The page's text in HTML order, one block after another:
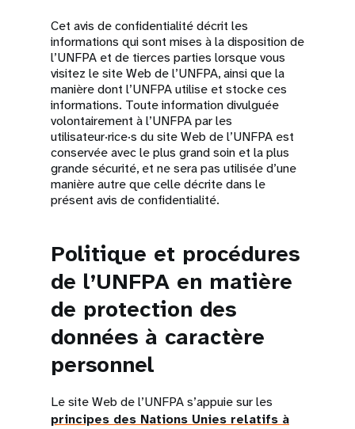
Cet avis de confidentialité décrit les
informations qui sont mises à la disposition de
l’UNFPA et de tierces parties lorsque vous
visitez le site Web de l’UNFPA, ainsi que la
manière dont l’UNFPA utilise et stocke ces
informations. Toute information divulguée
volontairement à l’UNFPA par les
utilisateur·rice·s du site Web de l’UNFPA est
conservée avec le plus grand soin et la plus
grande sécurité, et ne sera pas utilisée d’une
manière autre que celle décrite dans le
présent avis de confidentialité.
Politique et procédures
de l’UNFPA en matière
de protection des
données à caractère
personnel
Le site Web de l’UNFPA s’appuie sur les
principes des Nations Unies relatifs à